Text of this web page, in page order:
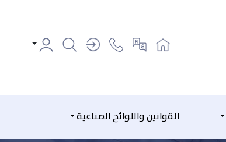
القوانين واللوائح الصناعية